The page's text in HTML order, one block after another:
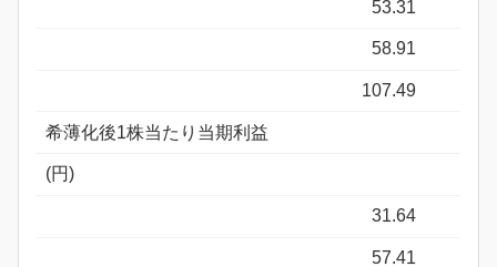
53.31
58.91
107.49
希薄化後1株当たり当期利益
(円)
31.64
57.41